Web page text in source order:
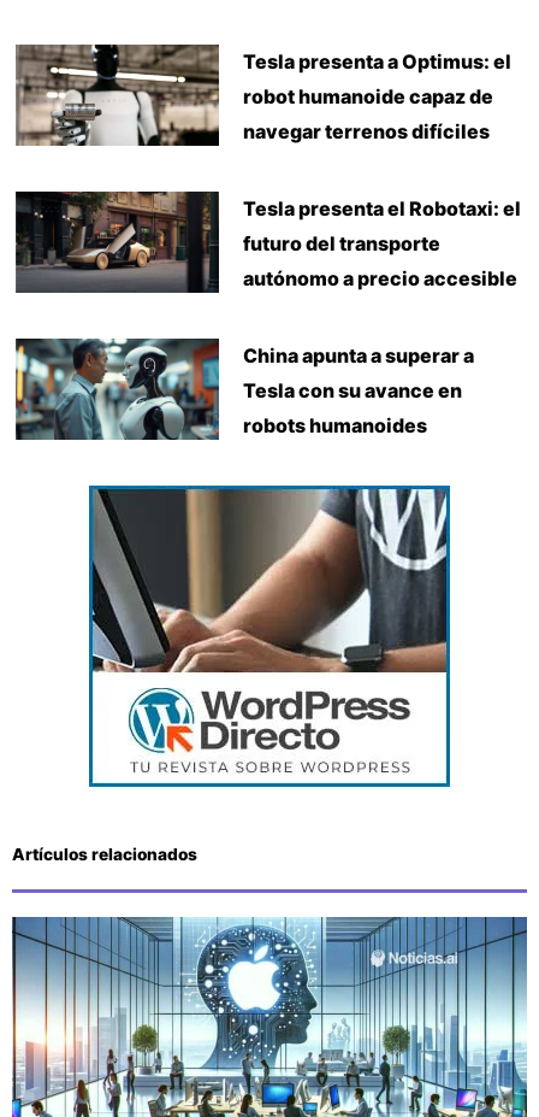
Tesla presenta a Optimus: el
robot humanoide capaz de
navegar terrenos difíciles
Tesla presenta el Robotaxi: el
futuro del transporte
autónomo a precio accesible
China apunta a superar a
Tesla con su avance en
robots humanoides
Artículos relacionados